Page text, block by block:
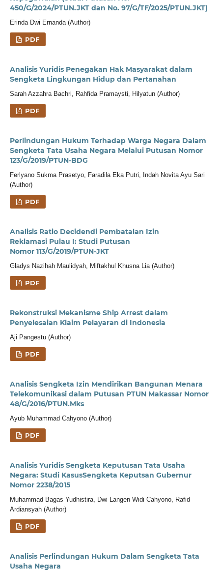
450/G/2024/PTUN.JKT dan No. 97/G/TF/2025/PTUN.JKT)
Erinda Dwi Ernanda (Author)
PDF
Analisis Yuridis Penegakan Hak Masyarakat dalam
Sengketa Lingkungan Hidup dan Pertanahan
Sarah Azzahra Bachri, Rahfida Pramaysti, Hilyatun (Author)
PDF
Perlindungan Hukum Terhadap Warga Negara Dalam
Sengketa Tata Usaha Negara Melalui Putusan Nomor
123/G/2019/PTUN-BDG
Ferlyano Sukma Prasetyo, Faradila Eka Putri, Indah Novita Ayu Sari
(Author)
PDF
Analisis Ratio Decidendi Pembatalan Izin
Reklamasi Pulau I: Studi Putusan
Nomor 113/G/2019/PTUN-JKT
Gladys Nazihah Maulidyah, Miftakhul Khusna Lia (Author)
PDF
Rekonstruksi Mekanisme Ship Arrest dalam
Penyelesaian Klaim Pelayaran di Indonesia
Aji Pangestu (Author)
PDF
Analisis Sengketa Izin Mendirikan Bangunan Menara
Telekomunikasi dalam Putusan PTUN Makassar Nomor
48/G/2016/PTUN.Mks
Ayub Muhammad Cahyono (Author)
PDF
Analisis Yuridis Sengketa Keputusan Tata Usaha
Negara: Studi KasusSengketa Keputsan Gubernur
Nomor 2238/2015
Muhammad Bagas Yudhistira, Dwi Langen Widi Cahyono, Rafid
Ardiansyah (Author)
PDF
Analisis Perlindungan Hukum Dalam Sengketa Tata
Usaha Negara